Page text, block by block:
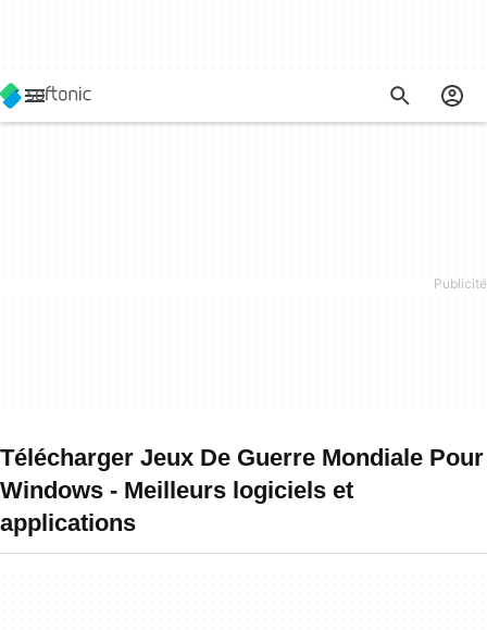
Télécharger Jeux De Guerre Mondiale Pour
Windows - Meilleurs logiciels et
applications